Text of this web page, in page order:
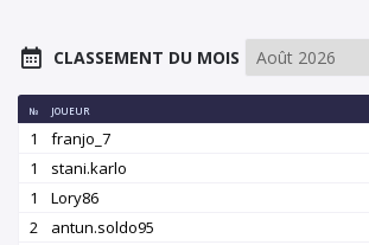
CLASSEMENT DU MOIS
№ JOUEUR
1 franjo_7
1
stani.karlo
1
Lory86
2
antun.soldo95